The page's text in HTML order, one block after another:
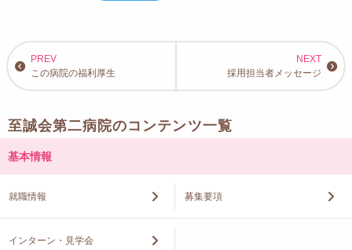
この病院の福利厚生 採用担当者メッセージ
至誠会第二病院のコンテンツ一覧
基本情報
就職情報 募集要項
インターン・見学会